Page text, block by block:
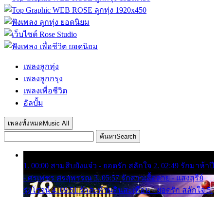
เพลงลูกทุ่ง
เพลงลูกกรุง
เพลงเพื่อชีวิต
อัลบั้ม
เพลงทั้งหมด Music All
ค้นหาSearch
1. 00:00 สามสิบยังแจ๋ว - ยอดรัก สลักใจ 2. 02:49 รักมาห้าปี
- ศรเพชร ศรสุพรรณ 3. 05:57 รักสาวเสื้อลาย - แสงสุรีย์
รุ่งโรจน์ 4. 09:51 รักสะท้านดินสะเทือน - ยอดรัก สลักใจ 5.